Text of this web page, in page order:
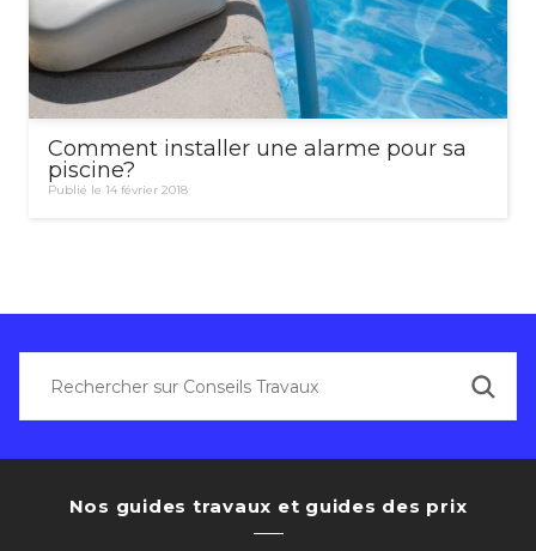
Comment installer une alarme pour sa
piscine?
Publié le 14 février 2018
Nos guides travaux et guides des prix